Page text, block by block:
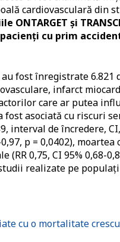
cardiovasculară din
și
pacienți cu prim
fost înregistrate 6.821
infarct
care ar putea
asociată cu riscuri
interval de încredere, CI,
p = 0,0402), moartea
(RR 0,75, CI 95% 0,68-
realizate pe
cu o mortalitate